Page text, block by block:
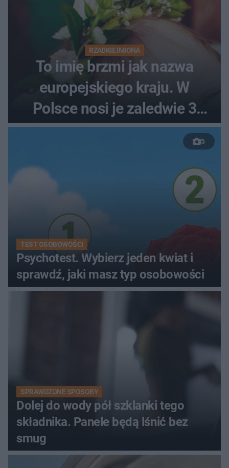
RZADKIE IMIONA
To imię brzmi jak nazwa
europejskiego kraju. W
Polsce nosi je zaledwie 3
kobiety
5
TEST OSOBOWOŚCI
Psychotest. Wybierz jeden kwiat i
sprawdź, jaki masz typ osobowości
SPRAWDZONE SPOSOBY
Dolej do wody pół szklanki tego
składnika. Panele będą lśnić bez
smug